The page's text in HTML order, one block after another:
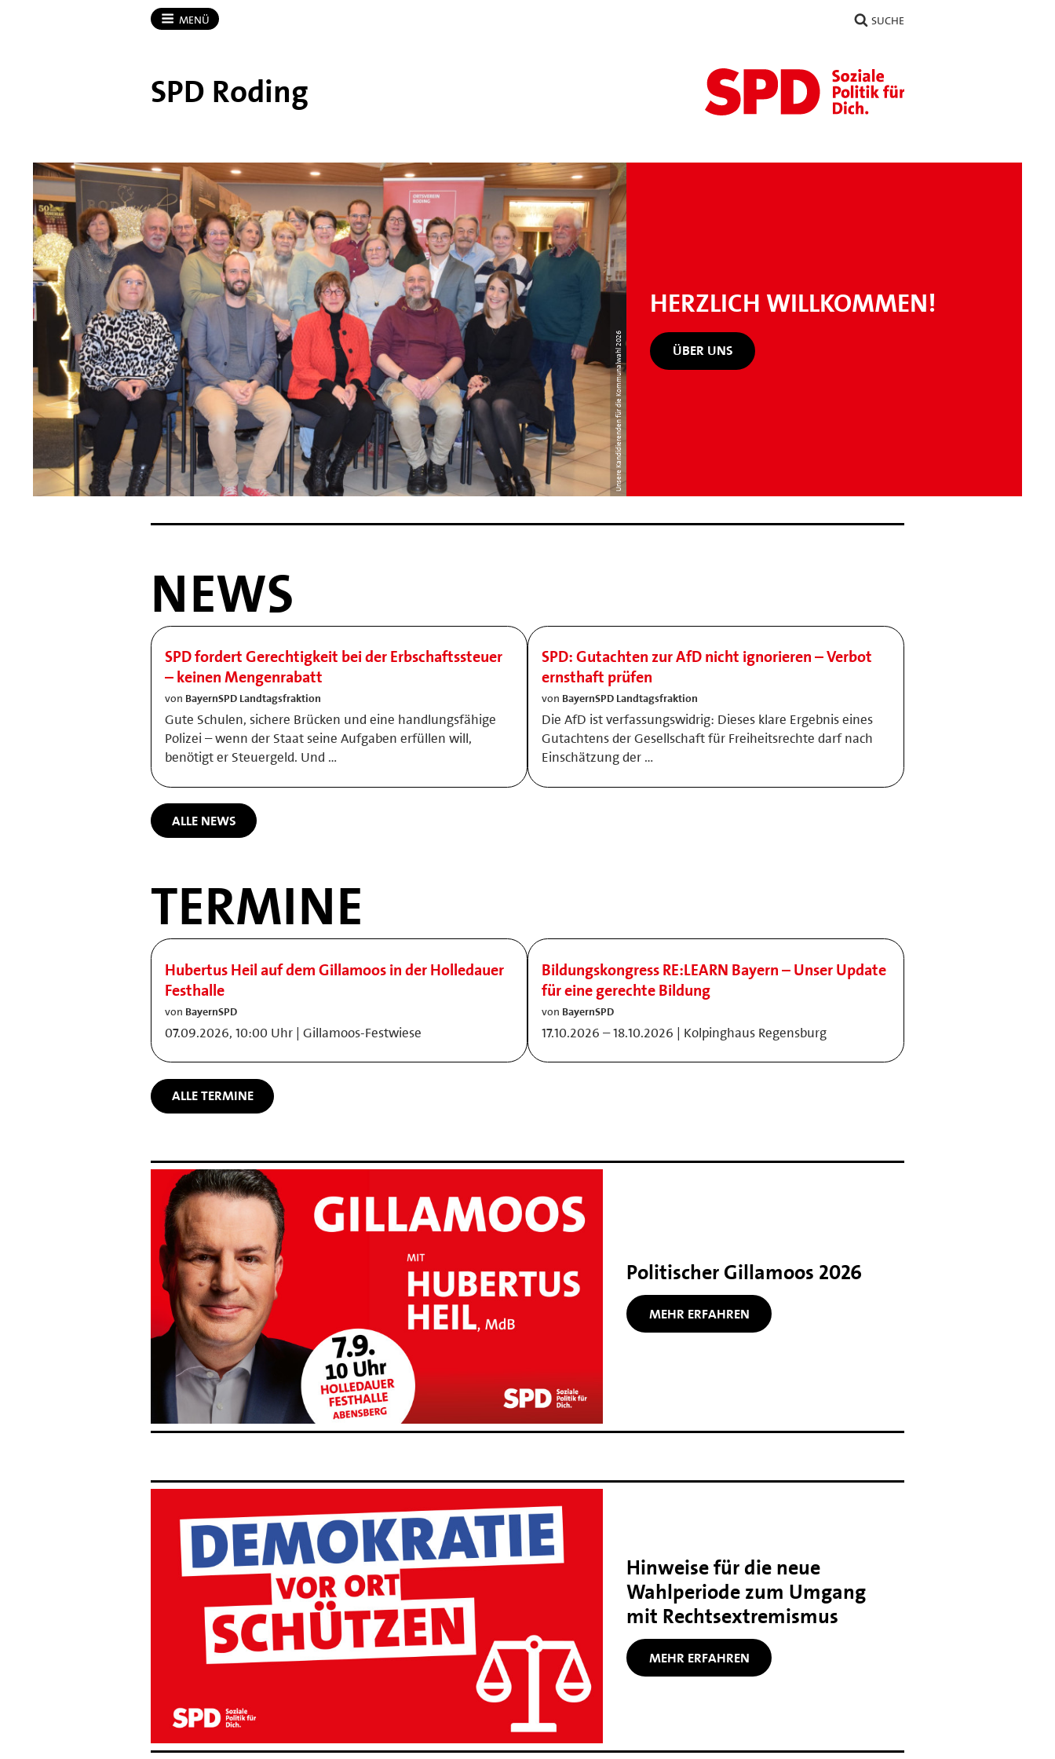
MENÜ SUCHE
SPD Roding
Unsere Kandidierenden für die Kommunalwahl 2026
HERZLICH WILLKOMMEN!
ÜBER UNS
NEWS
SPD fordert Gerechtigkeit bei der Erbschaftssteuer
– keinen Mengenrabatt
von BayernSPD Landtagsfraktion
Gute Schulen, sichere Brücken und eine handlungsfähige
Polizei – wenn der Staat seine Aufgaben erfüllen will,
benötigt er Steuergeld. Und …
SPD: Gutachten zur AfD nicht ignorieren – Verbot
ernsthaft prüfen
von BayernSPD Landtagsfraktion
Die AfD ist verfassungswidrig: Dieses klare Ergebnis eines
Gutachtens der Gesellschaft für Freiheitsrechte darf nach
Einschätzung der …
ALLE NEWS
TERMINE
Hubertus Heil auf dem Gillamoos in der Holledauer
Festhalle
von BayernSPD
07.09.2026, 10:00 Uhr | Gillamoos-Festwiese
Bildungskongress RE:LEARN Bayern – Unser Update
für eine gerechte Bildung
von BayernSPD
17.10.2026 – 18.10.2026 | Kolpinghaus Regensburg
ALLE TERMINE
Politischer Gillamoos 2026
MEHR ERFAHREN
Hinweise für die neue
Wahlperiode zum Umgang
mit Rechtsextremismus
MEHR ERFAHREN